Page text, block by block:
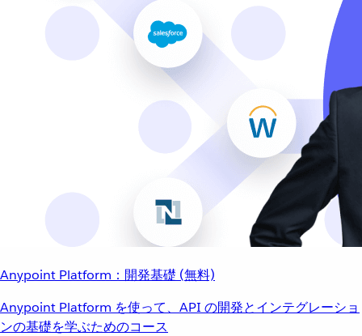
Anypoint Platform：開発基礎 (無料)
Anypoint Platform を使って、API の開発とインテグレーショ
ンの基礎を学ぶためのコース